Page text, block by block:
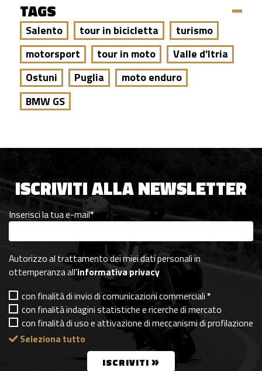
TAGS
Salento tour in bicicletta
turismo
motorsport
tour in moto
Valle d'Itria
Ostuni
Puglia
moto enduro
BMW GS
ISCRIVITI ALLA NEWSLETTER
Inserisci la tua e-mail*
Autorizzo al trattamento dei miei dati personali in
ottemperanza all'informativa privacy
con finalità di invio di comunicazioni commerciali*
con finalità indagini statistiche e ricerche di mercato
con finalità di uso e attivazione di meccanismi di profilazione
Seleziona tutto
ISCRIVITI »